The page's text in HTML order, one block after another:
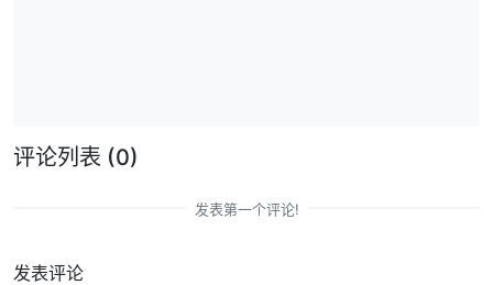
评论列表 (0)
发表第一个评论!
发表评论